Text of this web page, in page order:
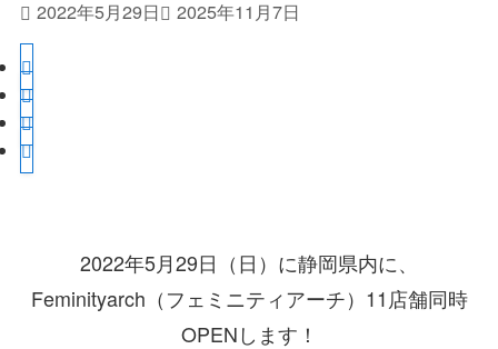
2022年5月29日
2025年11月7日
2022年5月29日（日）に静岡県内に、
Feminityarch（フェミニティアーチ）11店舗同時
OPENします！